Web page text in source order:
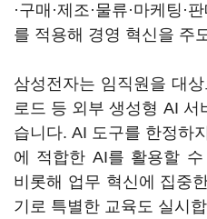
·구매·제조·물류·마케팅·
를 적용해 경영 혁신을 주
삼성전자는 임직원을 대상
로드 등 외부 생성형 AI 서
습니다. AI 도구를 한정하
에 적합한 AI를 활용할
비롯해 업무 혁신에 집중
기로 특별한 교육도 실시